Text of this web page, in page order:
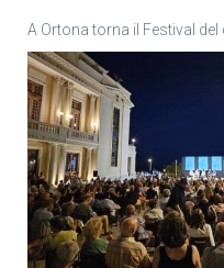
A Ortona torna il Festival del